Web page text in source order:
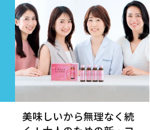
美味しいから無理なく続